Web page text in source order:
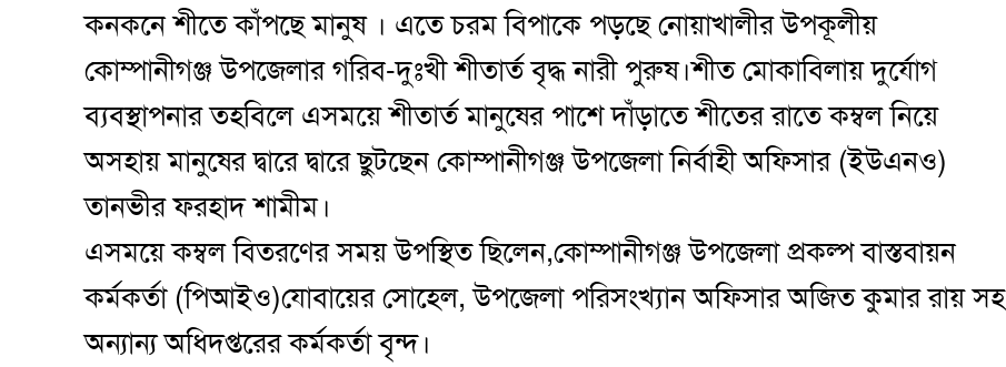
কনকনে শীতে কাঁপছে মানুষ । এতে চরম বিপাকে পড়ছে নোয়াখালীর উপকূলীয়
কোম্পানীগঞ্জ উপজেলার গরিব-দুঃখী শীতার্ত বৃদ্ধ নারী পুরুষ।শীত মোকাবিলায় দুর্যোগ
ব্যবস্থাপনার তহবিলে এসময়ে শীতার্ত মানুষের পাশে দাঁড়াতে শীতের রাতে কম্বল নিয়ে
অসহায় মানুষের দ্বারে দ্বারে ছুটছেন কোম্পানীগঞ্জ উপজেলা নির্বাহী অফিসার (ইউএনও)
তানভীর ফরহাদ শামীম।
এসময়ে কম্বল বিতরণের সময় উপস্থিত ছিলেন,কোম্পানীগঞ্জ উপজেলা প্রকল্প বাস্তবায়ন
কর্মকর্তা (পিআইও)যোবায়ের সোহেল, উপজেলা পরিসংখ্যান অফিসার অজিত কুমার রায় সহ
অন্যান্য অধিদপ্তরের কর্মকর্তা বৃন্দ।